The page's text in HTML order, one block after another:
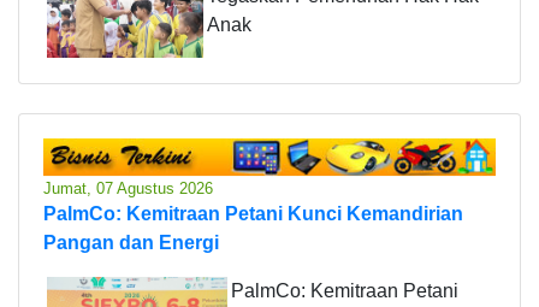
Anak
Jumat, 07 Agustus 2026
PalmCo: Kemitraan Petani Kunci Kemandirian
Pangan dan Energi
PalmCo: Kemitraan Petani